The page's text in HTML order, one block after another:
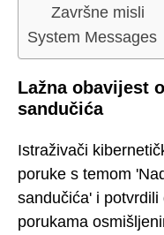
Završne misli
System Messages
Lažna obavijest
sandučića
Istraživači
poruke s temom
sandučića' i
porukama